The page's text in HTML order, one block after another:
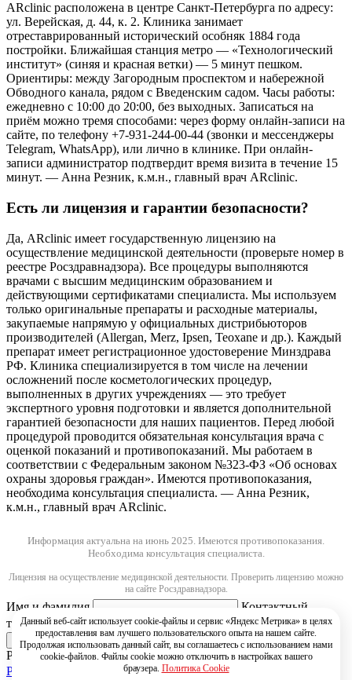
ARclinic расположена в центре Санкт-Петербурга по адресу:
ул. Верейская, д. 44, к. 2. Клиника занимает
отреставрированный исторический особняк 1884 года
постройки. Ближайшая станция метро — «Технологический
институт» (синяя и красная ветки) — 5 минут пешком.
Ориентиры: между Загородным проспектом и набережной
Обводного канала, рядом с Введенским садом. Часы работы:
ежедневно с 10:00 до 20:00, без выходных. Записаться на
приём можно тремя способами: через форму онлайн-записи на
сайте, по телефону +7-931-244-00-44 (звонки и мессенджеры
Telegram, WhatsApp), или лично в клинике. При онлайн-
записи администратор подтвердит время визита в течение 15
минут. — Анна Резник, к.м.н., главный врач ARclinic.
Есть ли лицензия и гарантии безопасности?
Да, ARclinic имеет государственную лицензию на
осуществление медицинской деятельности (проверьте номер в
реестре Росздравнадзора). Все процедуры выполняются
врачами с высшим медицинским образованием и
действующими сертификатами специалиста. Мы используем
только оригинальные препараты и расходные материалы,
закупаемые напрямую у официальных дистрибьюторов
производителей (Allergan, Merz, Ipsen, Teoxane и др.). Каждый
препарат имеет регистрационное удостоверение Минздрава
РФ. Клиника специализируется в том числе на лечении
осложнений после косметологических процедур,
выполненных в других учреждениях — это требует
экспертного уровня подготовки и является дополнительной
гарантией безопасности для наших пациентов. Перед любой
процедурой проводится обязательная консультация врача с
оценкой показаний и противопоказаний. Мы работаем в
соответствии с Федеральным законом №323-ФЗ «Об основах
охраны здоровья граждан». Имеются противопоказания,
необходима консультация специалиста. — Анна Резник,
к.м.н., главный врач ARclinic.
Информация актуальна на июнь 2025. Имеются противопоказания.
Необходима консультация специалиста.
Лицензия на осуществление медицинской деятельности. Проверить лицензию можно
на сайте Росздравнадзора.
Имя и фамилия
Контактный
телефон
РЇ РґР°СЋ СЃРѕРіР»Р°СЃРёРµ РЅР° РѕР±СЂР°Р±РѕС‚РєСѓ
РїРµСЂСЃРѕРЅР°Р»СЊРЅС‹С… РґР°РЅРЅС‹С…
Данный веб-сайт использует cookie-файлы и сервис «Яндекс Метрика» в целях
предоставления вам лучшего пользовательского опыта на нашем сайте.
Продолжая использовать данный сайт, вы соглашаетесь с использованием нами
cookie-файлов. Файлы cookie можно отключить в настройках вашего
браузера. Политика Cookie